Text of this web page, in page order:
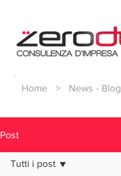
Home > News - Blog
Post
Tutti i post